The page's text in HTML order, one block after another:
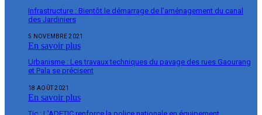
Infrastructure : Bientôt le démarrage de l’aménagement du canal
des Jardiniers
5 NOVEMBRE 2021
En savoir plus
Urbanisme : Les travaux techniques du pavage des rues Gaourang
et Pala se précisent
18 AOÛT 2021
En savoir plus